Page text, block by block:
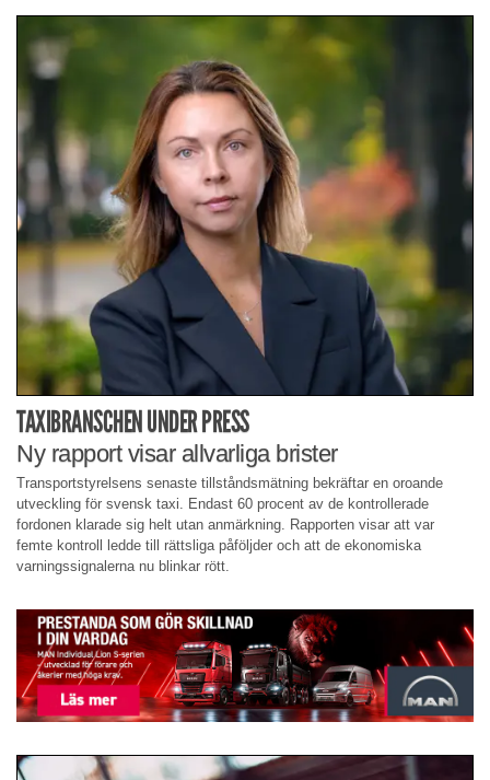
TAXIBRANSCHEN UNDER PRESS
Ny rapport visar allvarliga brister
Transportstyrelsens senaste tillståndsmätning bekräftar en oroande
utveckling för svensk taxi. Endast 60 procent av de kontrollerade
fordonen klarade sig helt utan anmärkning. Rapporten visar att var
femte kontroll ledde till rättsliga påföljder och att de ekonomiska
varningssignalerna nu blinkar rött.